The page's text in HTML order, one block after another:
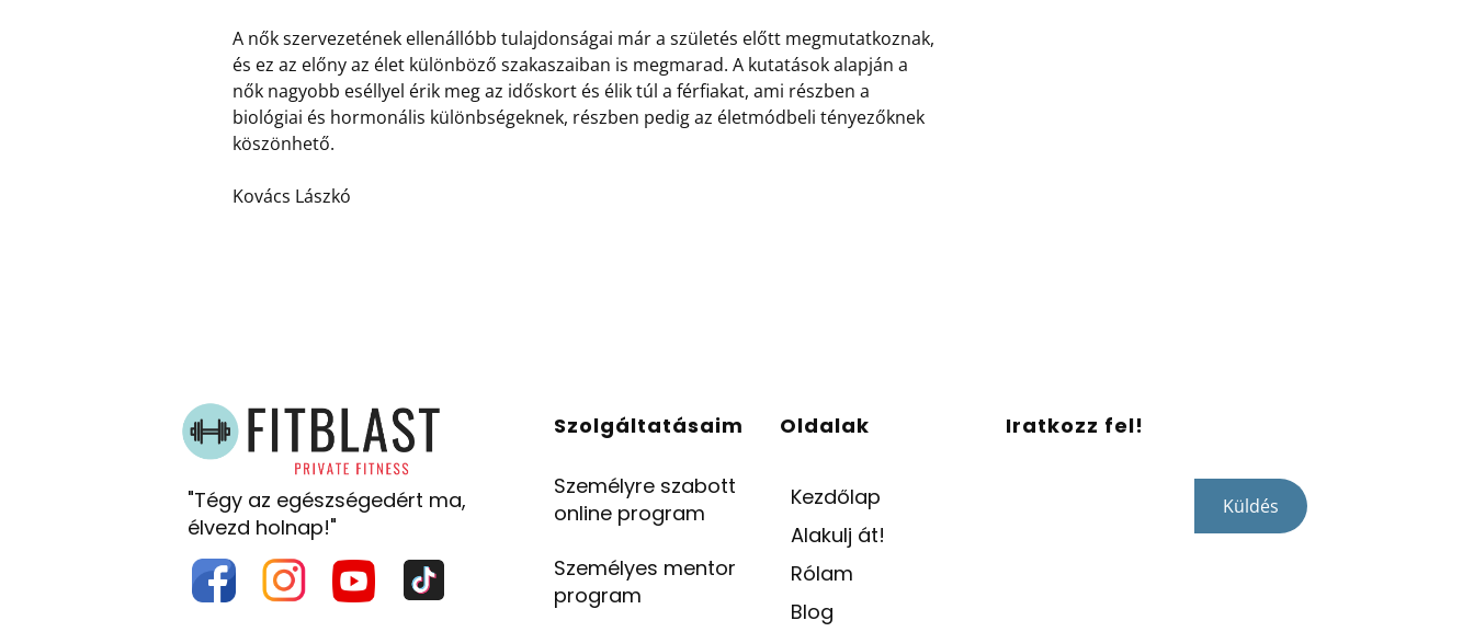
A nők szervezetének ellenállóbb tulajdonságai már a születés előtt megmutatkoznak,
és ez az előny az élet különböző szakaszaiban is megmarad. A kutatások alapján a
nők nagyobb eséllyel érik meg az időskort és élik túl a férfiakat, ami részben a
biológiai és hormonális különbségeknek, részben pedig az életmódbeli tényezőknek
köszönhető.
Kovács Lászkó
"Tégy az egészségedért ma,
élvezd holnap!"
Szolgáltatásaim
Személyre szabott
online program
Személyes mentor
program
Oldalak
Kezdőlap
Alakulj át!
Rólam
Blog
Iratkozz fel!
Küldés